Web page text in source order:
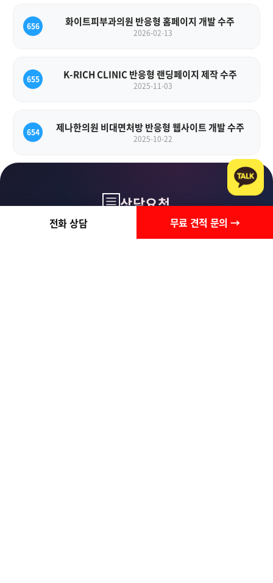
656 화이트피부과의원 반응형 홈페이지 개발 수주
2026-02-13
655 K-RICH CLINIC 반응형 랜딩페이지 제작 수주
2025-11-03
654 제나한의원 비대면처방 반응형 웹사이트 개발 수주
2025-10-22
상담요청
전화 상담 무료 견적 문의 →